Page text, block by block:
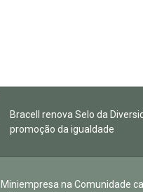
Bracell renova Selo da
promoção da igualdade
Miniempresa na Comunidade